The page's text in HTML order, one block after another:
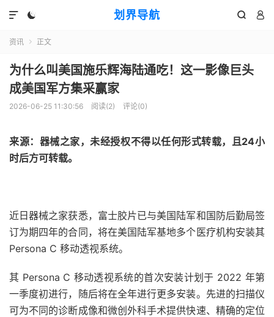
划界导航
  

资讯  正文
为什么叫美国施乐辉海陆通吃！这一影像巨头
成美国军方集采赢家
2026-06-25 11:30:56 阅读(2) 评论(0)
来源： 器械之家，未经授权不得以任何形式转载，且24小
时后方可转载。
近日器械之家获悉，富士胶片已与美国陆军和国防后勤局签
订为期四年的合同，将在美国陆军基地多个医疗机构安装其
Persona C 移动透视系统。
其 Persona C 移动透视系统的首次安装计划于 2022 年第
一季度初进行，随后将在全年进行更多安装。先进的扫描仪
可为不同的诊断成像和微创外科手术提供快速、精确的定位